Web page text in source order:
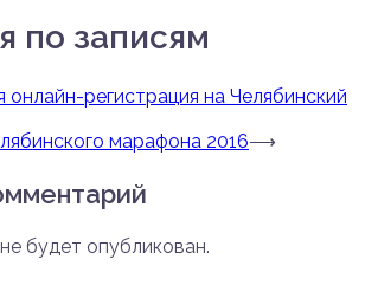
по записям
онлайн-регистрация на Челябинский
марафона 2016⟶
будет опубликован.